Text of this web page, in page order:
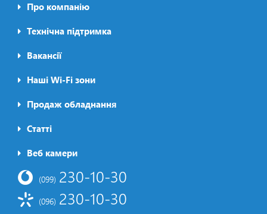
Футер2
Про компанію
Технічна підтримка
Вакансії
Наші Wi-Fi зони
Продаж обладнання
Футер3
Статті
Веб камери
(099) 230-10-30
(096) 230-10-30